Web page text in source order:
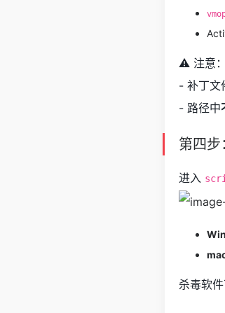
⚠️ 注意：
- 补丁文
- 路径中
第四步
进入
杀毒软